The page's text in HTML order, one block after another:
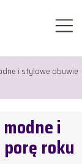
i stylowe obuwie
i
roku